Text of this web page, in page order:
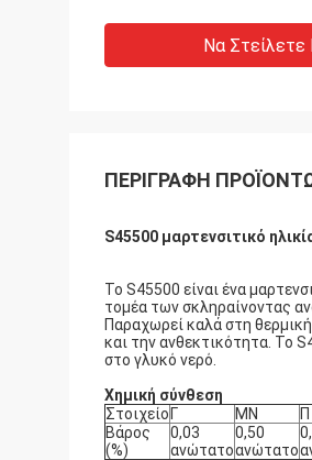
Να
ΠΕΡΙΓΡΑΦΉ
S45500 μαρτενσιτικό
Το S45500 είναι ένα
τομέα των σκληραίνοντας
Παραχωρεί καλά στη
και την ανθεκτικότητα. Το
στο γλυκό νερό.
Χημική σύνθεση
Στοιχείο Γ ΜΝ Π
Βάρος
(%)
0,03
ανώτατο
0,50
ανώτατο